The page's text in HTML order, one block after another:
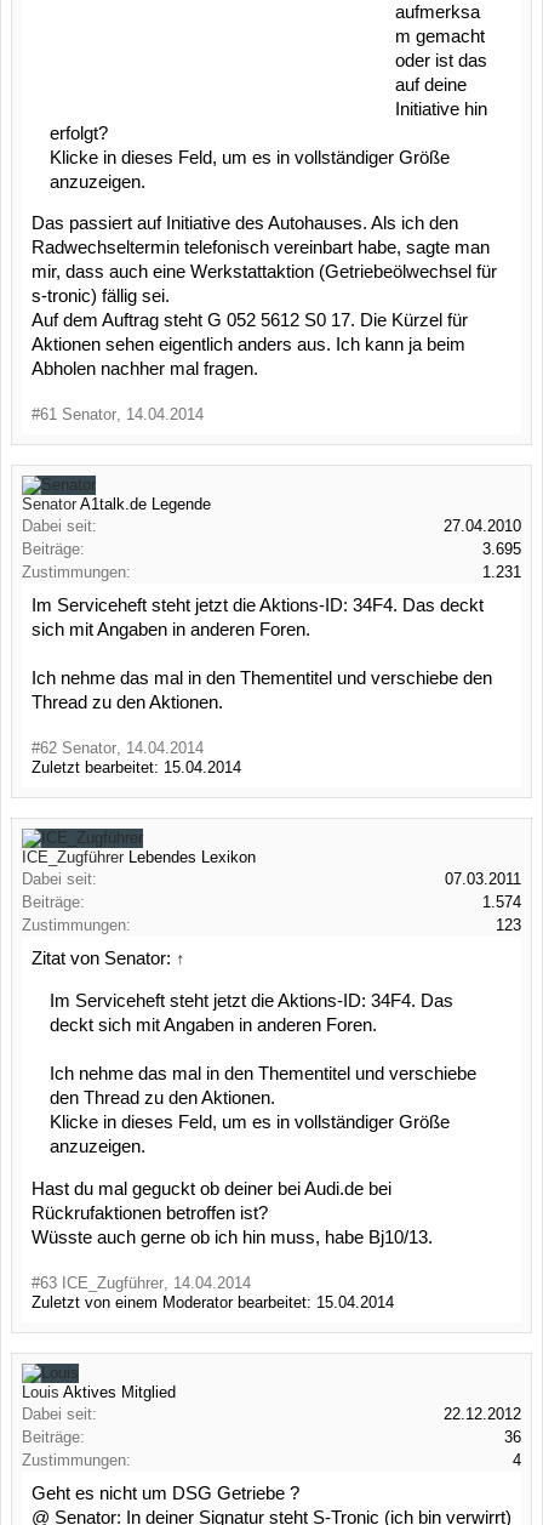
aufmerksa
m gemacht
oder ist das
auf deine
Initiative hin
erfolgt?
Klicke in dieses Feld, um es in vollständiger Größe
anzuzeigen.
Das passiert auf Initiative des Autohauses. Als ich den
Radwechseltermin telefonisch vereinbart habe, sagte man
mir, dass auch eine Werkstattaktion (Getriebeölwechsel für
s-tronic) fällig sei.
Auf dem Auftrag steht G 052 5612 S0 17. Die Kürzel für
Aktionen sehen eigentlich anders aus. Ich kann ja beim
Abholen nachher mal fragen.
#61 Senator, 14.04.2014
Senator A1talk.de Legende
Dabei seit:
27.04.2010
Beiträge:
3.695
Zustimmungen:
1.231
Im Serviceheft steht jetzt die Aktions-ID: 34F4. Das deckt
sich mit Angaben in anderen Foren.
Ich nehme das mal in den Thementitel und verschiebe den
Thread zu den Aktionen.
#62 Senator, 14.04.2014
Zuletzt bearbeitet: 15.04.2014
ICE_Zugführer Lebendes Lexikon
Dabei seit:
07.03.2011
Beiträge:
1.574
Zustimmungen:
123
Zitat von Senator: ↑
Im Serviceheft steht jetzt die Aktions-ID: 34F4. Das
deckt sich mit Angaben in anderen Foren.
Ich nehme das mal in den Thementitel und verschiebe
den Thread zu den Aktionen.
Klicke in dieses Feld, um es in vollständiger Größe
anzuzeigen.
Hast du mal geguckt ob deiner bei Audi.de bei
Rückrufaktionen betroffen ist?
Wüsste auch gerne ob ich hin muss, habe Bj10/13.
#63 ICE_Zugführer 14.04.2014
Zuletzt von einem Moderator bearbeitet: 15.04.2014
Louis Aktives Mitglied
Dabei seit:
22.12.2012
Beiträge:
36
Zustimmungen:
4
Geht es nicht um DSG Getriebe ?
@ Senator: In deiner Signatur steht S-Tronic (ich bin verwirrt)